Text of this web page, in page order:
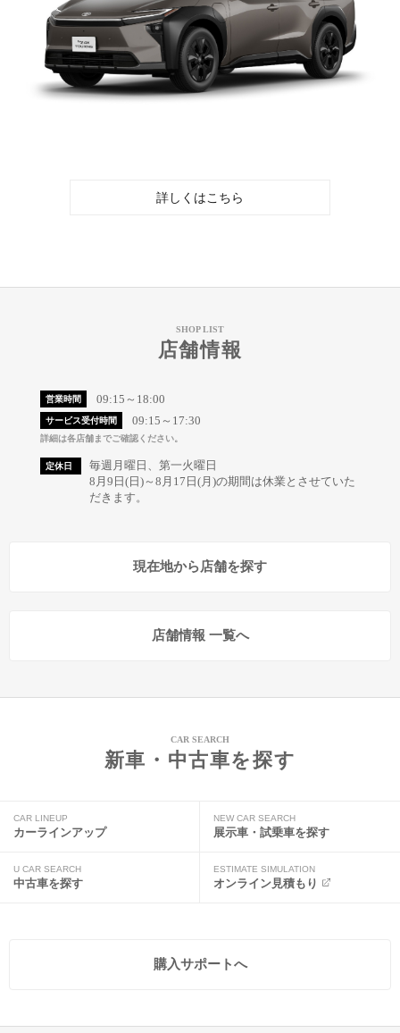
詳しくはこちら
SHOP LIST
店舗情報
営業時間 09:15～18:00
サービス受付時間 09:15～17:30
詳細は各店舗までご確認ください。
定休日
毎週月曜日、第一火曜日
8月9日(日)～8月17日(月)の期間は休業とさせていた
だきます。
現在地から店舗を探す
店舗情報 一覧へ
CAR SEARCH
新車・中古車を探す
CAR LINEUP
カーラインアップ
NEW CAR SEARCH
展示車・試乗車を探す
U CAR SEARCH
中古車を探す
ESTIMATE SIMULATION
オンライン見積もり
購入サポートへ